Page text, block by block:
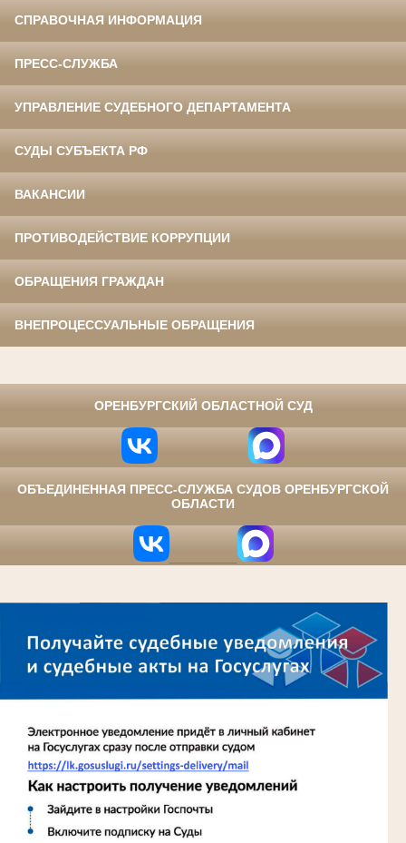
СПРАВОЧНАЯ ИНФОРМАЦИЯ
ПРЕСС-СЛУЖБА
УПРАВЛЕНИЕ СУДЕБНОГО ДЕПАРТАМЕНТА
СУДЫ СУБЪЕКТА РФ
ВАКАНСИИ
ПРОТИВОДЕЙСТВИЕ КОРРУПЦИИ
ОБРАЩЕНИЯ ГРАЖДАН
ВНЕПРОЦЕССУАЛЬНЫЕ ОБРАЩЕНИЯ
ОРЕНБУРГСКИЙ ОБЛАСТНОЙ СУД
ОБЪЕДИНЕННАЯ ПРЕСС-СЛУЖБА СУДОВ ОРЕНБУРГСКОЙ
ОБЛАСТИ